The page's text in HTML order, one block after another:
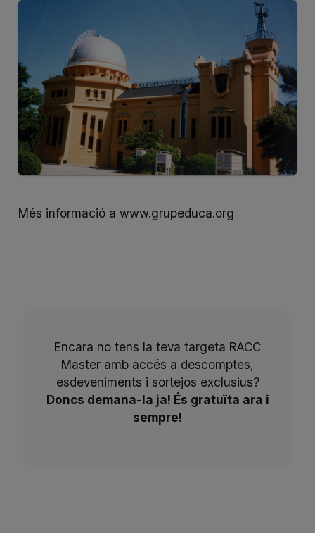
Més informació a www.grupeduca.org
Encara no tens la teva targeta RACC
Master amb accés a descomptes,
esdeveniments i sortejos exclusius?
Doncs demana-la ja! És gratuïta ara i
sempre!